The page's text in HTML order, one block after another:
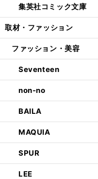
集英社コミック文庫
取材・ファッション
ファッション・美容
Seventeen
non-no
BAILA
MAQUIA
SPUR
LEE